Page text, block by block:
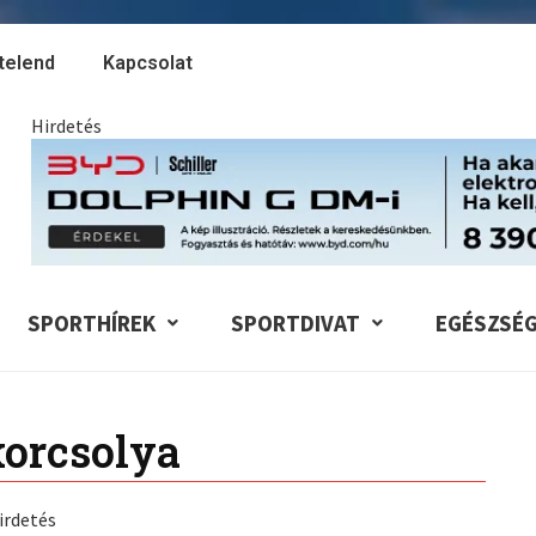
Kapcsolat
Hirdetés
SPORTHÍREK SPORTDIVAT EGÉSZSÉG